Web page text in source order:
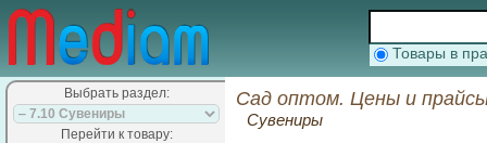
Товары в
Выбрать раздел:
Перейти к товару:
Сад оптом. Цены и
Сувениры